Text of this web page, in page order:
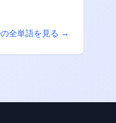
全単語を見る →